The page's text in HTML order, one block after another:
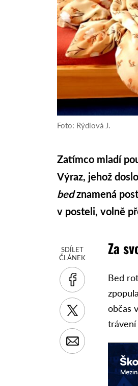
Foto: Rýdlová J.
Zatímco mladí
Výraz, jehož
bedznamená
v posteli, volně
SDÍLET
ČLÁNEK
Za
Bed
občas
trávení